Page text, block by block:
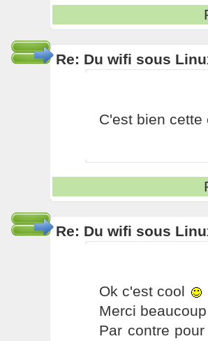
Re: Du wifi sous
C'est bien cette
Re: Du wifi sous
Ok c'est cool
Merci
Par contre